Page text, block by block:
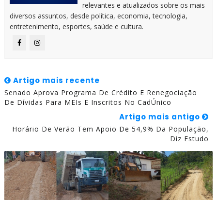
relevantes e atualizados sobre os mais
diversos assuntos, desde política, economia, tecnologia,
entretenimento, esportes, saúde e cultura.
Artigo mais recente
Senado Aprova Programa De Crédito E Renegociação
De Dívidas Para MEIs E Inscritos No CadÚnico
Artigo mais antigo
Horário De Verão Tem Apoio De 54,9% Da População,
Diz Estudo